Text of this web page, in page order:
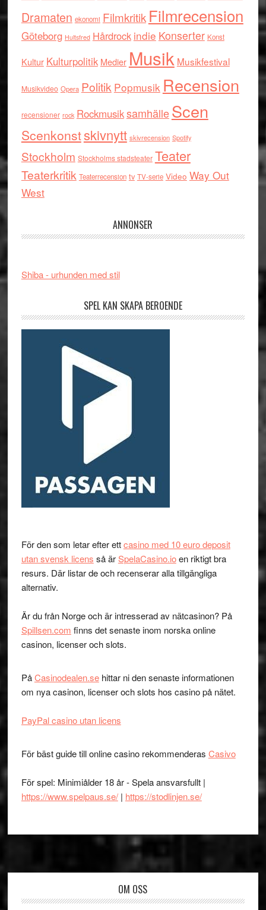
Dramaten ekonomi Filmkritik Filmrecension
Göteborg Hultsfred Hårdrock indie Konserter Konst
Kultur Kulturpolitik Medier Musik Musikfestival
Musikvideo Opera Politik Popmusik Recension
recensioner rock RockmusiksamhälleScen
Scenkonstskivnytt skivrecension Spotify
Stockholm Stockholms stadsteater Teater
Teaterkritik Teaterrecension tv TV-serie Video Way Out
West
ANNONSER
Shiba - urhunden med stil
SPEL KAN SKAPA BEROENDE
För den som letar efter ettcasino med 10 euro deposit
utan svensk licens så ärSpelaCasino.ioen riktigt bra
resurs. Där listar de och recenserar alla tillgängliga
alternativ.
Är du från Norge och är intresserad av nätcasinon? På
Spillsen.com finns det senaste inom norska online
casinon, licenser och slots.
PåCasinodealen.sehittar ni den senaste informationen
om nya casinon, licenser och slots hos casino på nätet.
PayPal casino utan licens
För bäst guide till online casino rekommenderas Casivo
För spel: Minimiålder 18 år - Spela ansvarsfullt |
https://www.spelpaus.se/| https://stodlinjen.se/
OM OSS